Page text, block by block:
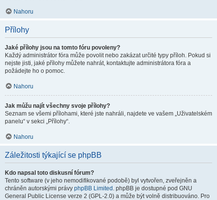
Nahoru
Přílohy
Jaké přílohy jsou na tomto fóru povoleny?
Každý administrátor fóra může povolit nebo zakázat určité typy příloh. Pokud si
nejste jisti, jaké přílohy můžete nahrát, kontaktujte administrátora fóra a
požádejte ho o pomoc.
Nahoru
Jak můžu najít všechny svoje přílohy?
Seznam se všemi přílohami, které jste nahráli, najdete ve vašem „Uživatelském
panelu“ v sekci „Přílohy“.
Nahoru
Záležitosti týkající se phpBB
Kdo napsal toto diskusní fórum?
Tento software (v jeho nemodifikované podobě) byl vytvořen, zveřejněn a
chráněn autorskými právy phpBB Limited . phpBB je dostupné pod GNU
General Public License verze 2 (GPL-2.0) a může být volně distribuováno. Pro